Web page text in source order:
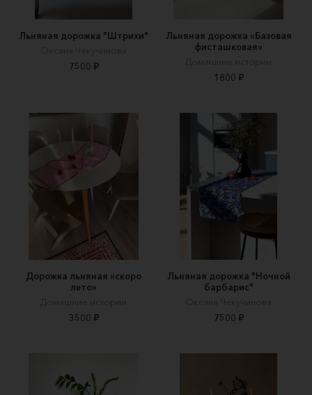
Льняная дорожка "Штрихи"
Оксана Чекучинова
7500 ₽
Льняная дорожка «Базовая
фисташковая»
Домашние истории
1800 ₽
Дорожка льняная «скоро
лето»
Домашние истории
3500 ₽
Льняная дорожка "Ночной
барбарис"
Оксана Чекучинова
7500 ₽